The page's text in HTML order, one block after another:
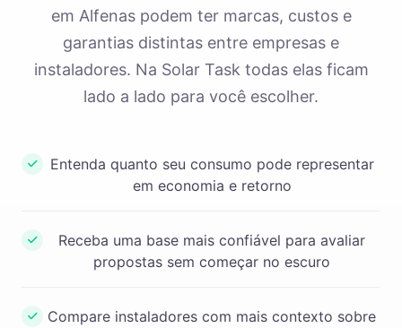
em Alfenas podem ter marcas, custos e
garantias distintas entre empresas e
instaladores. Na Solar Task todas elas ficam
lado a lado para você escolher.
Entenda quanto seu consumo pode representar
em economia e retorno
Receba uma base mais confiável para avaliar
propostas sem começar no escuro
Compare instaladores com mais contexto sobre